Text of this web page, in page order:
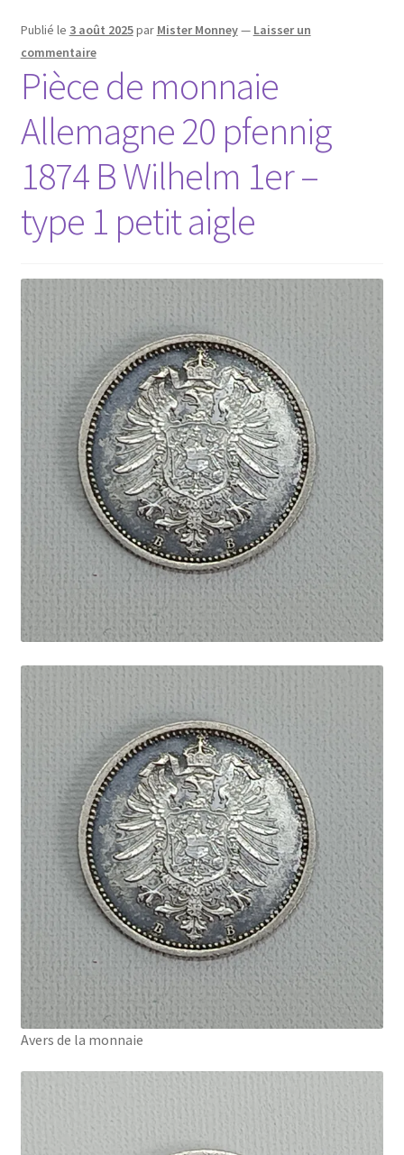
Publié le 3 août 2025par Mister Monney— Laisser un
commentaire
Pièce de monnaie
Allemagne 20 pfennig
1874 B Wilhelm 1er –
type 1 petit aigle
Avers de la monnaie